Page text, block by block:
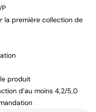
la première collection de
produit
d’au moins 4,2/5,0